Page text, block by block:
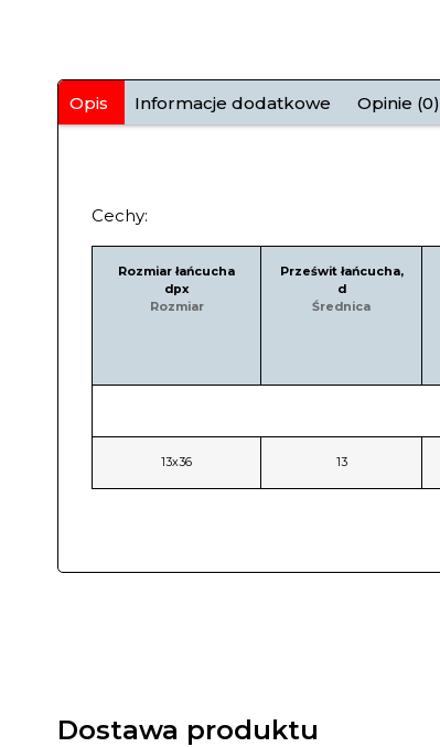
Opis Informacje dodatkowe Opinie (0)
Cechy:
Rozmiar łańcucha
dpx
Rozmiar
Prześwit łańcucha,
d
Średnica
13х36 13
Dostawa produktu